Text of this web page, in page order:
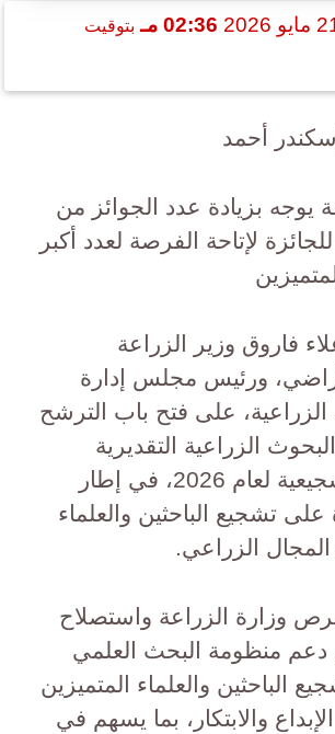
02:36 مـ بتوقيت
أحمد
يوجه بزيادة عدد الجوائز من
للجائزة لإتاحة الفرصة لعدد أكبر
فاروق وزير الزراعة
ورئيس مجلس إدارة
على فتح باب الترشح
الزراعية التقديرية
والتفوق والتشجيعية لعام 2026، في إطار
تشجيع الباحثين والعلماء
الزراعي.
وزارة الزراعة واستصلاح
دعم منظومة البحث العلمي
الباحثين والعلماء المتميزين
والابتكار، بما يسهم في